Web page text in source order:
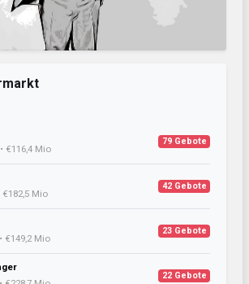
€116,4 Mio
79 Gebote
€182,5 Mio
42 Gebote
€149,2 Mio
23 Gebote
22 Gebote